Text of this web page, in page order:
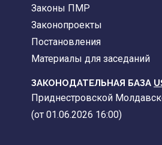
Законы ПМР
Законопроекты
Постановления
Материалы для заседаний
ЗАКОНОДАТЕЛЬНАЯ БАЗА
Приднестровской
(от 01.06.2026 16:00)